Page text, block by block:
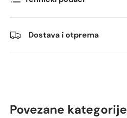
Dostava i otprema
Povezane kategorije